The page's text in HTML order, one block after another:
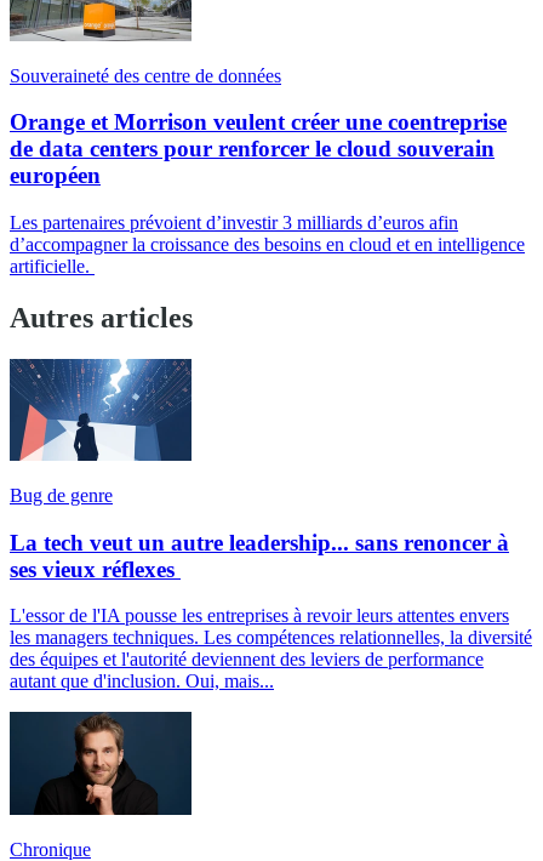
Souveraineté des centre de données
Orange et Morrison veulent créer une coentreprise
de data centers pour renforcer le cloud souverain
européen
Les partenaires prévoient d’investir 3 milliards d’euros afin
d’accompagner la croissance des besoins en cloud et en intelligence
artificielle.
Autres articles
Bug de genre
La tech veut un autre leadership... sans renoncer à
ses vieux réflexes
L'essor de l'IA pousse les entreprises à revoir leurs attentes envers
les managers techniques. Les compétences relationnelles, la diversité
des équipes et l'autorité deviennent des leviers de performance
autant que d'inclusion. Oui, mais...
Chronique